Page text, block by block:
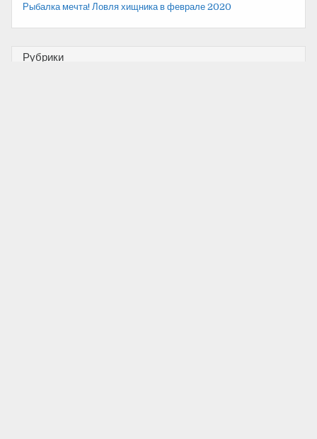
Рыбалка мечта! Ловля хищника в феврале 2020
Рубрики